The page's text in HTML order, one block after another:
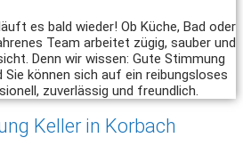
es bald wieder! Ob Küche, Bad oder
Team arbeitet zügig, sauber und
Denn wir wissen: Gute Stimmung
können sich auf ein reibungsloses
zuverlässig und freundlich.
Keller in Korbach